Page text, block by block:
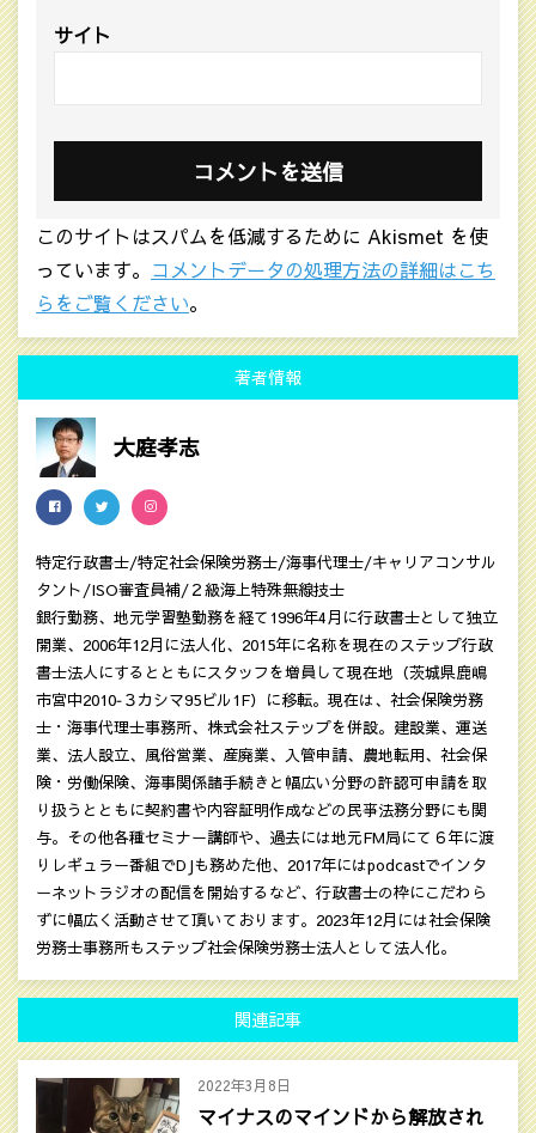
サイト
このサイトはスパムを低減するために Akismet を使
っています。 コメントデータの処理方法の詳細はこち
らをご覧ください。
著者情報
大庭孝志
特定行政書士/特定社会保険労務士/海事代理士/キャリアコンサル
タント/ISO審査員補/２級海上特殊無線技士
銀行勤務、地元学習塾勤務を経て1996年4月に行政書士として独立
開業、2006年12月に法人化、2015年に名称を現在のステップ行政
書士法人にするとともにスタッフを増員して現在地（茨城県鹿嶋
市宮中2010‐３カシマ95ビル1F）に移転。現在は、社会保険労務
士・海事代理士事務所、株式会社ステップを併設。建設業、運送
業、法人設立、風俗営業、産廃業、入管申請、農地転用、社会保
険・労働保険、海事関係諸手続きと幅広い分野の許認可申請を取
り扱うとともに契約書や内容証明作成などの民亊法務分野にも関
与。その他各種セミナー講師や、過去には地元FM局にて６年に渡
りレギュラー番組でDJも務めた他、2017年にはpodcastでインタ
ーネットラジオの配信を開始するなど、行政書士の枠にこだわら
ずに幅広く活動させて頂いております。2023年12月には社会保険
労務士事務所もステップ社会保険労務士法人として法人化。
関連記事
2022年3月8日
マイナスのマインドから解放され